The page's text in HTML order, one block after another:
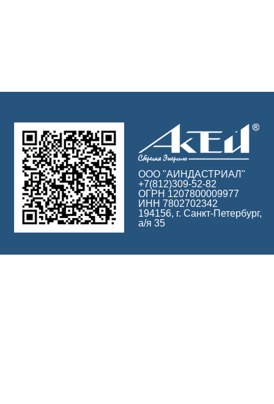
ООО "АИНДАСТРИАЛ"
+7(812)309-52-82
ОГРН 1207800009977
ИНН 7802702342
194156, г. Санкт-Петербург,
а/я 35